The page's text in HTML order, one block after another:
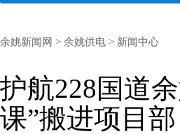
余姚新闻网 > 余姚供电 > 新闻中心
护航228国道
课”搬进项目部